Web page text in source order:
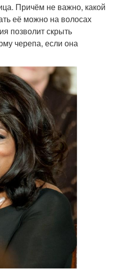
Причём не важно, какой
её можно на волосах
позволит скрыть
черепа, если она